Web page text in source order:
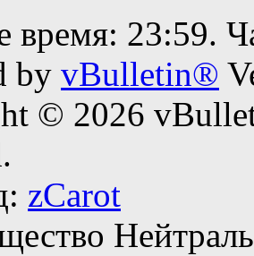
время: 23:59.
by vBulletin®
© 2026
zCarot